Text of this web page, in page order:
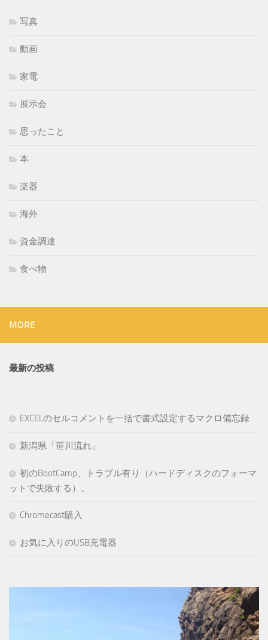
写真
動画
家電
展示会
思ったこと
本
楽器
海外
資金調達
食べ物
MORE
最新の投稿
EXCELのセルコメントを一括で書式設定するマクロ備忘録
新潟県「笹川流れ」
初のBootCamp、トラブル有り（ハードディスクのフォーマ
ットで失敗する）。
Chromecast購入
お気に入りのUSB充電器